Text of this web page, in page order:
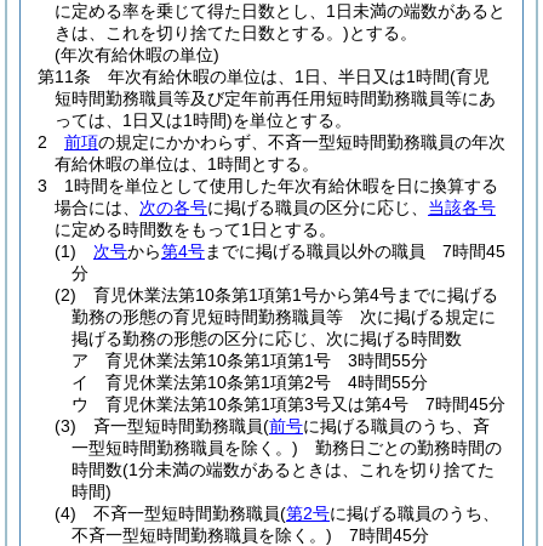
に定める率を乗じて得た日数とし、1日未満の端数があると
きは、これを切り捨てた日数とする。)とする。
(年次有給休暇の単位)
第11条
年次有給休暇の単位は、1日、半日又は1時間(育児
短時間勤務職員等及び定年前再任用短時間勤務職員等にあ
っては、1日又は1時間)を単位とする。
2
前項の規定にかかわらず、不斉一型短時間勤務職員の年次
有給休暇の単位は、1時間とする。
3
1時間を単位として使用した年次有給休暇を日に換算する
場合には、 次の各号に掲げる職員の区分に応じ、 当該各号
に定める時間数をもって1日とする。
(1)
次号から第4号までに掲げる職員以外の職員 7時間45
分
(2)
育児休業法第10条第1項第1号から第4号までに掲げる
勤務の形態の育児短時間勤務職員等 次に掲げる規定に
掲げる勤務の形態の区分に応じ、次に掲げる時間数
ア
育児休業法第10条第1項第1号 3時間55分
イ
育児休業法第10条第1項第2号 4時間55分
ウ
育児休業法第10条第1項第3号又は第4号 7時間45分
(3)
斉一型短時間勤務職員(前号に掲げる職員のうち、斉
一型短時間勤務職員を除く。) 勤務日ごとの勤務時間の
時間数(1分未満の端数があるときは、これを切り捨てた
時間)
(4)
不斉一型短時間勤務職員(第2号に掲げる職員のうち、
不斉一型短時間勤務職員を除く。) 7時間45分